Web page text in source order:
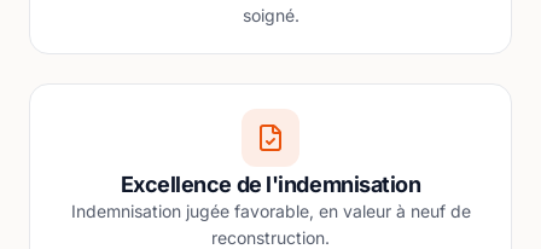
soigné.
Excellence de l'indemnisation
Indemnisation jugée favorable, en valeur à neuf de
reconstruction.